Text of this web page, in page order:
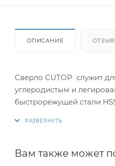
ОПИСАНИЕ
Сверло CUTOP служит
углеродистым и
быстрорежущей стали
Вам также может